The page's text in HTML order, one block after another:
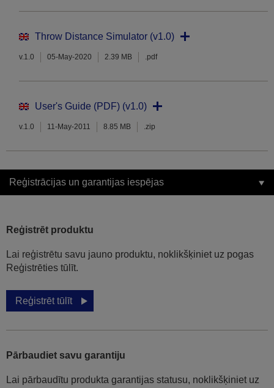
Throw Distance Simulator (v1.0)
v.1.0 05-May-2020 2.39 MB .pdf
User's Guide (PDF) (v1.0)
v.1.0 11-May-2011 8.85 MB .zip
Reģistrācijas un garantijas iespējas
Reģistrēt produktu
Lai reģistrētu savu jauno produktu, noklikšķiniet uz pogas
Reģistrēties tūlīt.
Reģistrēt tūlīt
Pārbaudiet savu garantiju
Lai pārbaudītu produkta garantijas statusu, noklikšķiniet uz